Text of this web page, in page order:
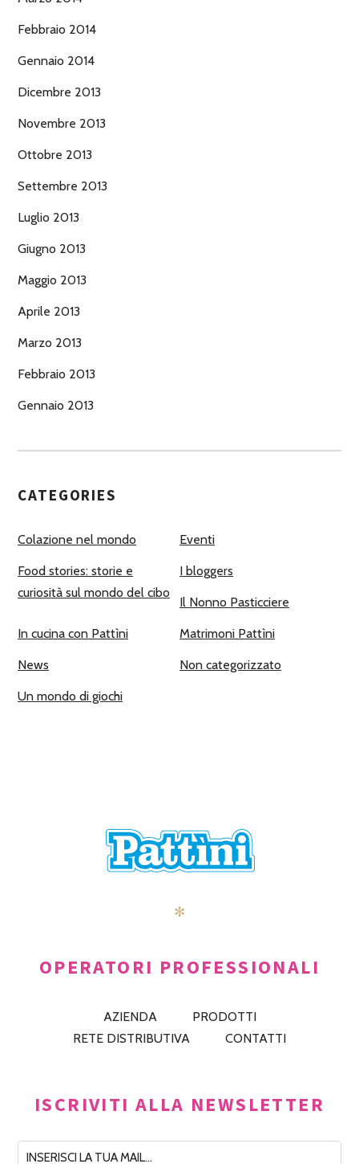
Febbraio 2014
Gennaio 2014
Dicembre 2013
Novembre 2013
Ottobre 2013
Settembre 2013
Luglio 2013
Giugno 2013
Maggio 2013
Aprile 2013
Marzo 2013
Febbraio 2013
Gennaio 2013
CATEGORIES
Colazione nel mondo Eventi
Food stories: storie e
curiosità sul mondo del cibo
I bloggers
Il Nonno Pasticciere
In cucina con Pattìni Matrimoni Pattìni
News Non categorizzato
Un mondo di giochi
✻
OPERATORI PROFESSIONALI
AZIENDA
PRODOTTI
RETE DISTRIBUTIVA
CONTATTI
ISCRIVITI ALLA NEWSLETTER